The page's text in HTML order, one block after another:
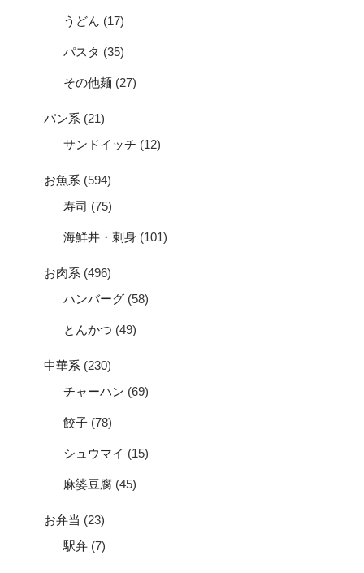
うどん (17)
パスタ (35)
その他麺 (27)
パン系 (21)
サンドイッチ (12)
お魚系 (594)
寿司 (75)
海鮮丼・刺身 (101)
お肉系 (496)
ハンバーグ (58)
とんかつ (49)
中華系 (230)
チャーハン (69)
餃子 (78)
シュウマイ (15)
麻婆豆腐 (45)
お弁当 (23)
駅弁 (7)